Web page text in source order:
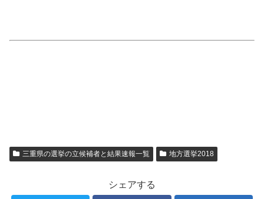
三重県の選挙の立候補者と結果速報一覧 地方選挙2018
シェアする